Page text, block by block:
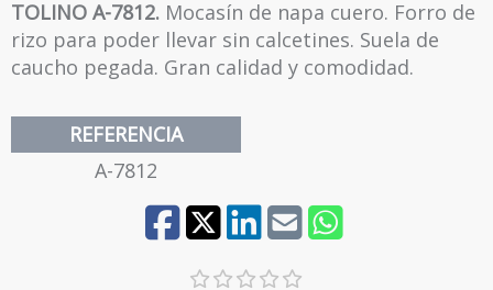
TOLINO A-7812. Mocasín de napa cuero. Forro de
rizo para poder llevar sin calcetines. Suela de
caucho pegada. Gran calidad y comodidad.
REFERENCIA
A-7812